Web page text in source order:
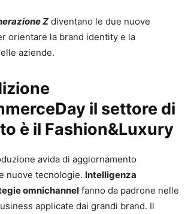
Zdiventano le due nuove
orientare la brand identity e la
aziende.
il settore di
è il Fashion&Luxury
avida di aggiornamento
nuove tecnologie. Intelligenza
omnichannel fanno da padrone nelle
applicate dai grandi brand. Il